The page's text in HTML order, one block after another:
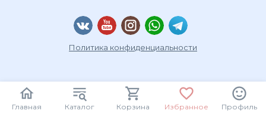
Главная Каталог Корзина Избранное Профиль
Политика конфиденциальности